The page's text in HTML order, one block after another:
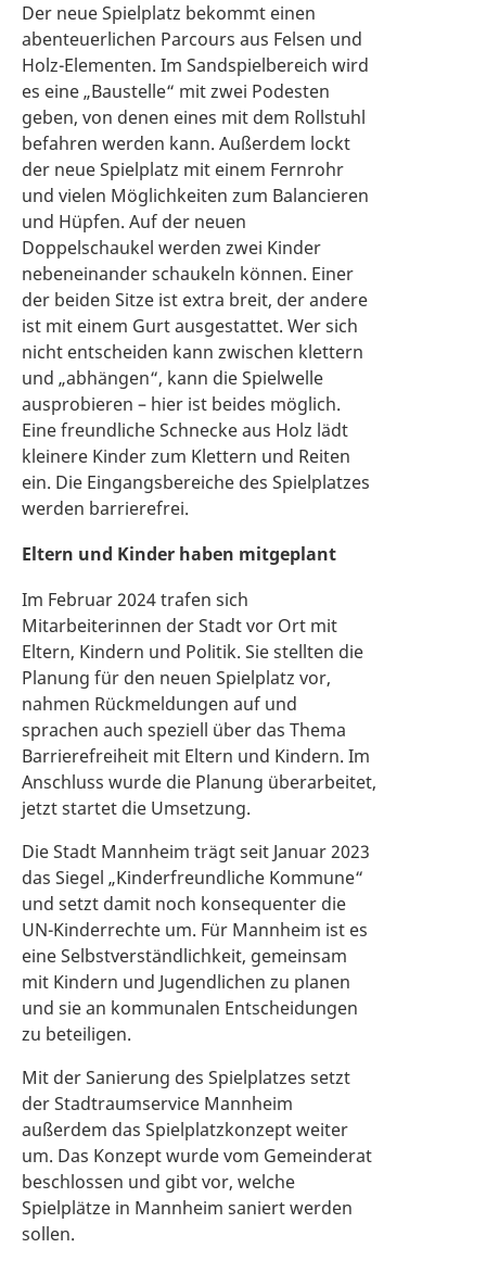
Der neue Spielplatz bekommt einen
abenteuerlichen Parcours aus Felsen und
Holz-Elementen. Im Sandspielbereich wird
es eine „Baustelle“ mit zwei Podesten
geben, von denen eines mit dem Rollstuhl
befahren werden kann. Außerdem lockt
der neue Spielplatz mit einem Fernrohr
und vielen Möglichkeiten zum Balancieren
und Hüpfen. Auf der neuen
Doppelschaukel werden zwei Kinder
nebeneinander schaukeln können. Einer
der beiden Sitze ist extra breit, der andere
ist mit einem Gurt ausgestattet. Wer sich
nicht entscheiden kann zwischen klettern
und „abhängen“, kann die Spielwelle
ausprobieren – hier ist beides möglich.
Eine freundliche Schnecke aus Holz lädt
kleinere Kinder zum Klettern und Reiten
ein. Die Eingangsbereiche des Spielplatzes
werden barrierefrei.
Eltern und Kinder haben mitgeplant
Im Februar 2024 trafen sich
Mitarbeiterinnen der Stadt vor Ort mit
Eltern, Kindern und Politik. Sie stellten die
Planung für den neuen Spielplatz vor,
nahmen Rückmeldungen auf und
sprachen auch speziell über das Thema
Barrierefreiheit mit Eltern und Kindern. Im
Anschluss wurde die Planung überarbeitet,
jetzt startet die Umsetzung.
Die Stadt Mannheim trägt seit Januar 2023
das Siegel „Kinderfreundliche Kommune“
und setzt damit noch konsequenter die
UN-Kinderrechte um. Für Mannheim ist es
eine Selbstverständlichkeit, gemeinsam
mit Kindern und Jugendlichen zu planen
und sie an kommunalen Entscheidungen
zu beteiligen.
Mit der Sanierung des Spielplatzes setzt
der Stadtraumservice Mannheim
außerdem das Spielplatzkonzept weiter
um. Das Konzept wurde vom Gemeinderat
beschlossen und gibt vor, welche
Spielplätze in Mannheim saniert werden
sollen.